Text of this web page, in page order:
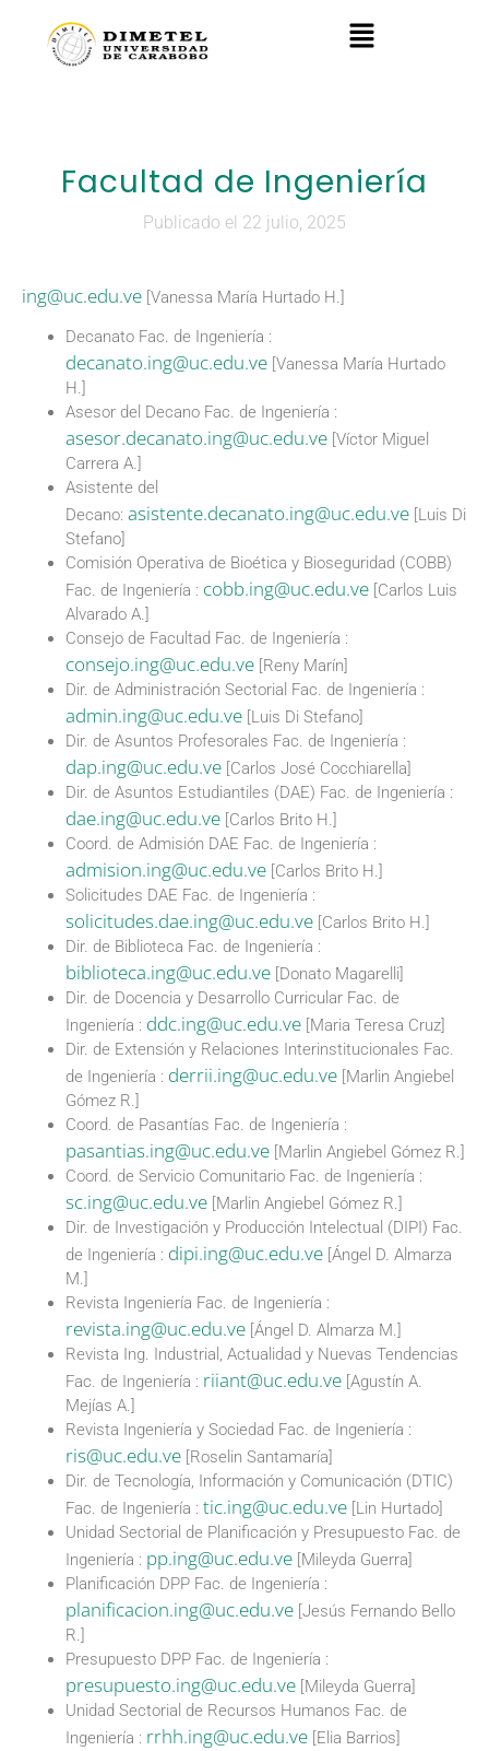
Facultad de Ingeniería
Publicado el 22 julio, 2025
ing@uc.edu.ve [Vanessa María Hurtado H.]
Decanato Fac. de Ingeniería :
decanato.ing@uc.edu.ve [Vanessa María Hurtado
H.]
Asesor del Decano Fac. de Ingeniería :
asesor.decanato.ing@uc.edu.ve [Víctor Miguel
Carrera A.]
Asistente del
Decano: asistente.decanato.ing@uc.edu.ve [Luis Di
Stefano]
Comisión Operativa de Bioética y Bioseguridad (COBB)
Fac. de Ingeniería : cobb.ing@uc.edu.ve [Carlos Luis
Alvarado A.]
Consejo de Facultad Fac. de Ingeniería :
consejo.ing@uc.edu.ve [Reny Marín]
Dir. de Administración Sectorial Fac. de Ingeniería :
admin.ing@uc.edu.ve [Luis Di Stefano]
Dir. de Asuntos Profesorales Fac. de Ingeniería :
dap.ing@uc.edu.ve [Carlos José Cocchiarella]
Dir. de Asuntos Estudiantiles (DAE) Fac. de Ingeniería :
dae.ing@uc.edu.ve [Carlos Brito H.]
Coord. de Admisión DAE Fac. de Ingeniería :
admision.ing@uc.edu.ve [Carlos Brito H.]
Solicitudes DAE Fac. de Ingeniería :
solicitudes.dae.ing@uc.edu.ve [Carlos Brito H.]
Dir. de Biblioteca Fac. de Ingeniería :
biblioteca.ing@uc.edu.ve [Donato Magarelli]
Dir. de Docencia y Desarrollo Curricular Fac. de
Ingeniería : ddc.ing@uc.edu.ve [Maria Teresa Cruz]
Dir. de Extensión y Relaciones Interinstitucionales Fac.
de Ingeniería : derrii.ing@uc.edu.ve [Marlin Angiebel
Gómez R.]
Coord. de Pasantías Fac. de Ingeniería :
pasantias.ing@uc.edu.ve [Marlin Angiebel Gómez R.]
Coord. de Servicio Comunitario Fac. de Ingeniería :
sc.ing@uc.edu.ve [Marlin Angiebel Gómez R.]
Dir. de Investigación y Producción Intelectual (DIPI) Fac.
de Ingeniería : dipi.ing@uc.edu.ve [Ángel D. Almarza
M.]
Revista Ingeniería Fac. de Ingeniería :
revista.ing@uc.edu.ve [Ángel D. Almarza M.]
Revista Ing. Industrial, Actualidad y Nuevas Tendencias
Fac. de Ingeniería : riiant@uc.edu.ve [Agustín A.
Mejías A.]
Revista Ingeniería y Sociedad Fac. de Ingeniería :
ris@uc.edu.ve [Roselin Santamaría]
Dir. de Tecnología, Información y Comunicación (DTIC)
Fac. de Ingeniería : tic.ing@uc.edu.ve [Lin Hurtado]
Unidad Sectorial de Planificación y Presupuesto Fac. de
Ingeniería : pp.ing@uc.edu.ve [Mileyda Guerra]
Planificación DPP Fac. de Ingeniería :
planificacion.ing@uc.edu.ve [Jesús Fernando Bello
R.]
Presupuesto DPP Fac. de Ingeniería :
presupuesto.ing@uc.edu.ve [Mileyda Guerra]
Unidad Sectorial de Recursos Humanos Fac. de
Ingeniería : rrhh.ing@uc.edu.ve [Elia Barrios]